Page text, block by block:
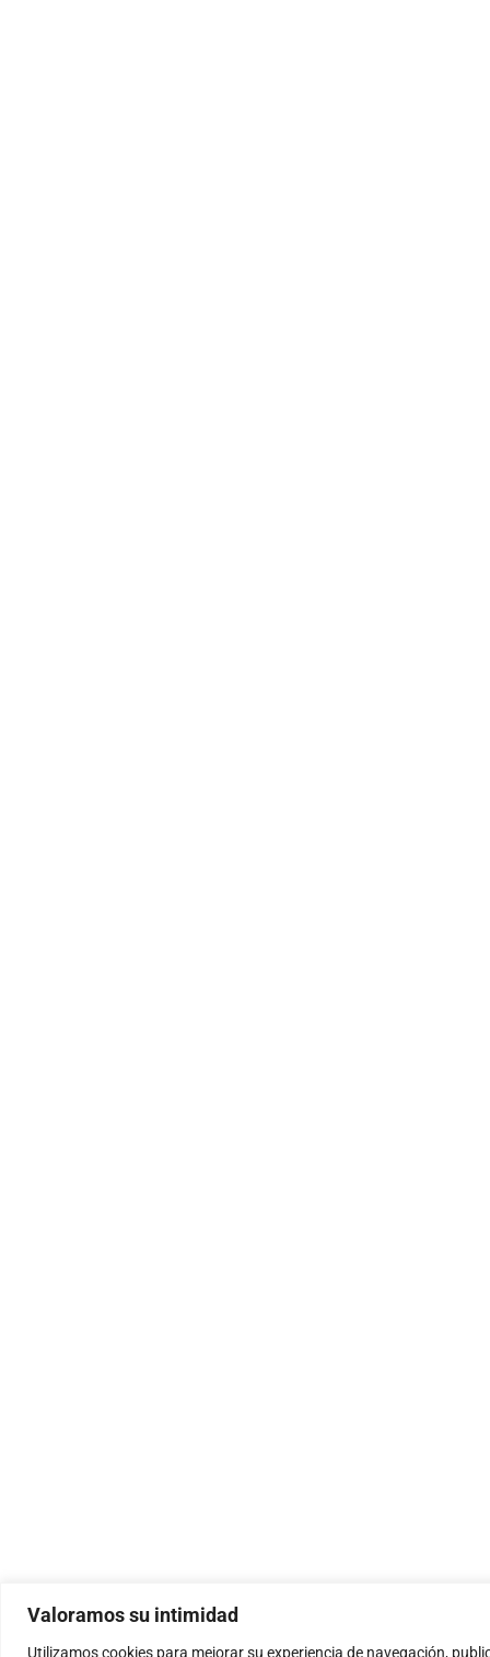
Valoramos su intimidad
Utilizamos cookies para mejorar su experiencia de navegación,